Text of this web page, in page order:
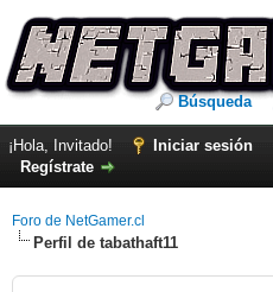
Búsqueda
¡Hola, Invitado!
Iniciar sesión
Regístrate
Foro de NetGamer.cl
Perfil de tabathaft11